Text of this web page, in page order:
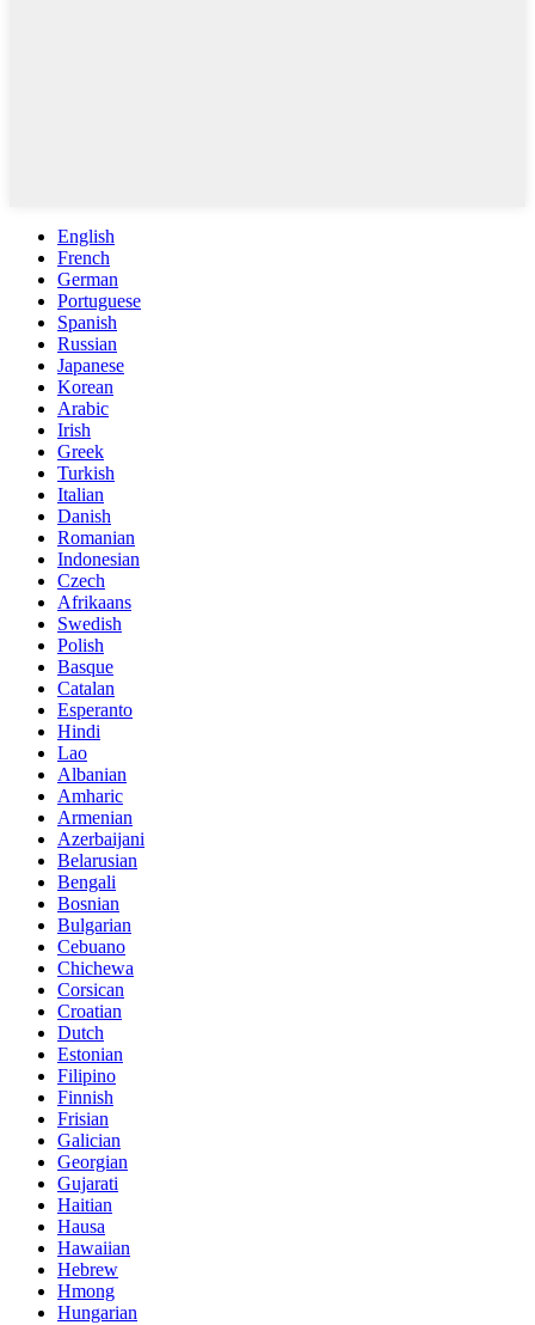
English
French
German
Portuguese
Spanish
Russian
Japanese
Korean
Arabic
Irish
Greek
Turkish
Italian
Danish
Romanian
Indonesian
Czech
Afrikaans
Swedish
Polish
Basque
Catalan
Esperanto
Hindi
Lao
Albanian
Amharic
Armenian
Azerbaijani
Belarusian
Bengali
Bosnian
Bulgarian
Cebuano
Chichewa
Corsican
Croatian
Dutch
Estonian
Filipino
Finnish
Frisian
Galician
Georgian
Gujarati
Haitian
Hausa
Hawaiian
Hebrew
Hmong
Hungarian